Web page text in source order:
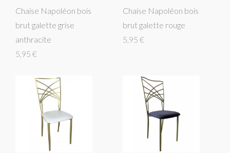
Chaise Napoléon bois
brut galette grise
anthracite
5,95 €
Chaise Napoléon bois
brut galette rouge
5,95 €